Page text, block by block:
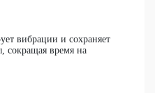
вибрации и сохраняет
сокращая время на